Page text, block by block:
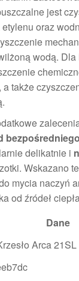
jest
oraz
wodą.
także
delikatnie i
Wskazano
mycia naczyń
od źródeł
Dane
Arca 21SL